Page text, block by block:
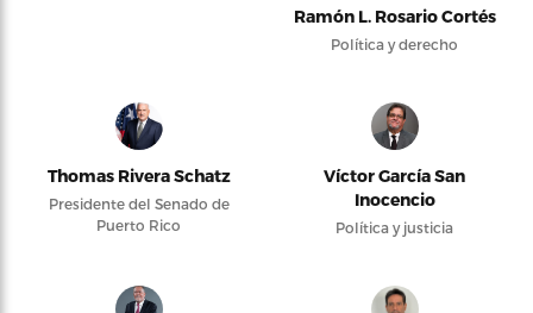
Ramón L. Rosario Cortés
Política y derecho
Thomas Rivera Schatz
Presidente del Senado de
Puerto Rico
Víctor García San
Inocencio
Política y justicia